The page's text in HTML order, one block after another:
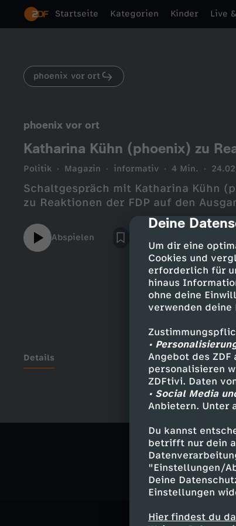
cmp-
Deine
Um dir eine
Cookies und
erforderlich für
hinaus
ohne deine
verwenden deine
•
Angebot des
personalisieren
ZDFtivi. Daten
• Social Media
Anbietern. Unter
Du kannst
betrifft nur dein
"Einstellungen/
Deine
Einstellungen
Hier findest du
Startseite Kategorien Kinder Live
phoenix vor ort
phoenix vor ort
Katharina Kühn (phoenix) zu
Politik Magazin informativ 4 Min.
Schaltgespräch mit Katharina Kühn
zu Reaktionen der FDP auf den
Abspielen
Details
Politik